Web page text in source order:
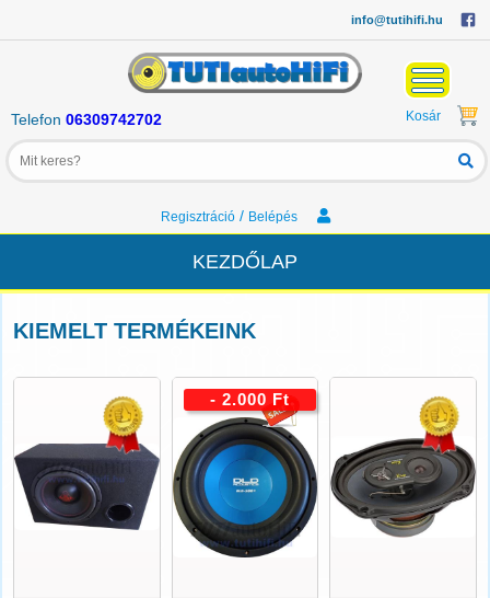
info@tutihifi.hu
Telefon 06309742702 Kosár
Regisztráció/ Belépés
KEZDŐLAP
KIEMELT TERMÉKEINK
- 2.000 Ft